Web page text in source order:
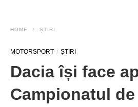
HOME ȘTIRI
MOTORSPORT ȘTIRI
Dacia își face
Campionatul